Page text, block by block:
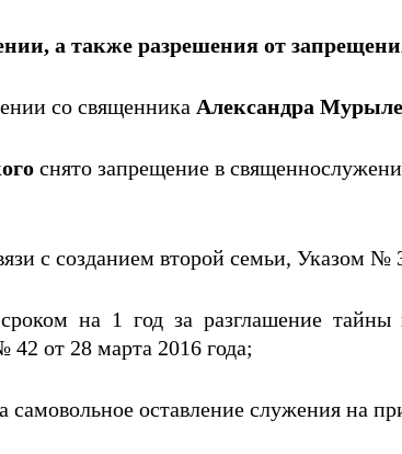
а также разрешения от
со священника Александра
снято запрещение в
с созданием второй семьи, Указом №
на 1 год за разглашение тайны
от 28 марта 2016 года;
оставление служения на